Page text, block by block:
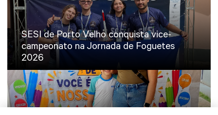
SESI de Porto Velho conquista vice-
campeonato na Jornada de Foguetes
2026